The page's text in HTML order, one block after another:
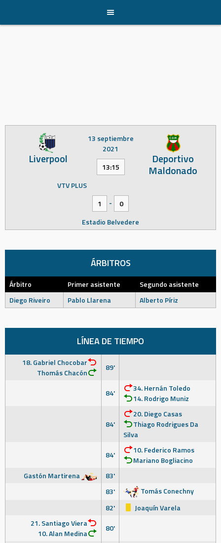
content
Liverpool Deportivo
Maldonado
13 septiembre
2021
13:15
VTV PLUS
1
-
0
Estadio Belvedere
ÁRBITROS
Árbitro Primer asistente
Segundo asistente
Diego Riveiro
Pablo Llarena Alberto Píriz
LÍNEA DE TIEMPO
18. Gabriel Chocobar
Thomás Chacón
89'
84'
34. Hernán Toledo
14. Rodrigo Muniz
84'
20. Diego Casas
Thiago Rodrigues Da
Silva
84'
10. Federico Ramos
Mariano Bogliacino
Gastón Martirena
83'
83'
Tomás Conechny
82'
Joaquín Varela
21. Santiago Viera
10. Alan Medina
80'